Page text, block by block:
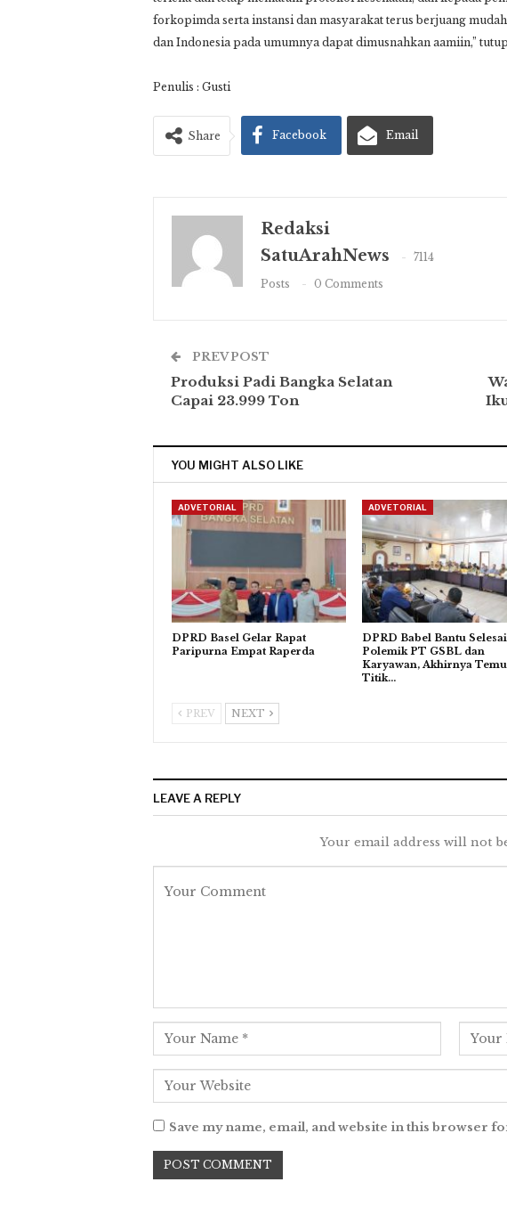
forkopimda serta instansi dan masyarakat terus berjuang
dan Indonesia pada umumnya dapat dimusnahkan aamiin,”
Penulis : Gusti
Share Facebook Email
Redaksi
SatuArahNews
7114
Posts
0 Comments
PREV POST
Produksi Padi Bangka Selatan
Capai 23.999 Ton
YOU MIGHT ALSO LIKE
ADVETORIAL
DPRD Basel Gelar Rapat
Paripurna Empat Raperda
ADVETORIAL
DPRD Babel Bantu
Polemik PT GSBL dan
Karyawan, Akhirnya
Titik…
PREV NEXT
LEAVE A REPLY
Your email address will not
Save my name, email, and website in this browser